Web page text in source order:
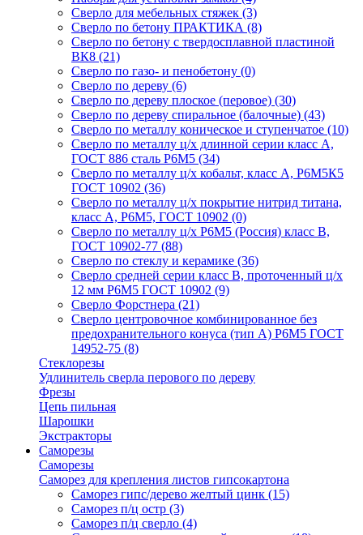
Сверло для мебельных стяжек (3)
Сверло по бетону ПРАКТИКА (8)
Сверло по бетону с твердосплавной пластиной
ВК8 (21)
Сверло по газо- и пенобетону (0)
Сверло по дереву (6)
Сверло по дереву плоское (перовое) (30)
Сверло по дереву спиральное (балочные) (43)
Сверло по металлу коническое и ступенчатое (10)
Сверло по металлу ц/х длинной серии класс А,
ГОСТ 886 сталь Р6М5 (34)
Сверло по металлу ц/х кобальт, класс А, Р6М5К5
ГОСТ 10902 (36)
Сверло по металлу ц/х покрытие нитрид титана,
класс А, Р6М5, ГОСТ 10902 (0)
Сверло по металлу ц/х Р6М5 (Россия) класс В,
ГОСТ 10902-77 (88)
Сверло по стеклу и керамике (36)
Сверло средней серии класс В, проточенный ц/х
12 мм Р6М5 ГОСТ 10902 (9)
Сверло Форстнера (21)
Сверло центровочное комбинированное без
предохранительного конуса (тип А) Р6М5 ГОСТ
14952-75 (8)
Стеклорезы
Удлинитель сверла перового по дереву
Фрезы
Цепь пильная
Шарошки
Экстракторы
Саморезы
Саморезы
Саморез для крепления листов гипсокартона
Саморез гипс/дерево желтый цинк (15)
Саморез п/ц остр (3)
Саморез п/ц сверло (4)